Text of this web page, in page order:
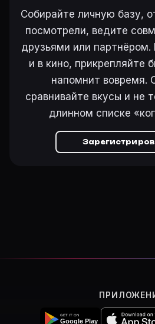
Собирайте личную базу,
посмотрели, ведите
друзьями или
и в кино, прикрепляйте
напомнит вовремя.
сравнивайте вкусы и не
длинном списке